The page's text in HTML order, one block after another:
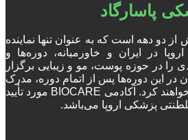
پاسارگاد
از دو دهه است که به عنوان تنها نماینده
اروپا در ایران و خاورمیانه، دوره‌ها و
را در حوزه پوست، مو و زیبایی برگزار
در این دوره‌ها پس از اتمام دوره، مدرک
معتبر بین المللی دریافت خواهند کرد. آکادمی BIOCARE مورد تأیید